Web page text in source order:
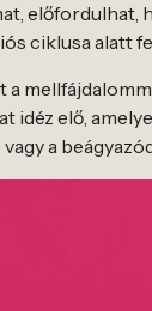
előfordulhat,
ciklusa alatt
a
idéz elő,
a